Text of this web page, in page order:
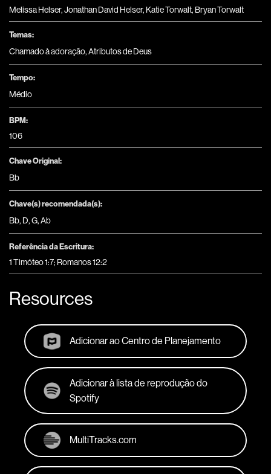
Melissa Helser, Jonathan David Helser, Katie Torwalt, Bryan Torwalt
Temas:
Chamado à adoração,Atributos de Deus
Tempo:
Médio
BPM:
106
Chave Original:
Bb
Chave(s) recomendada(s):
Bb, D,G,Ab
Referência da Escritura:
1 Timóteo 1:7; Romanos 12:2
Resources
Adicionar ao Centro de Planejamento
Adicionar à lista de reprodução do
Spotify
MultiTracks.com